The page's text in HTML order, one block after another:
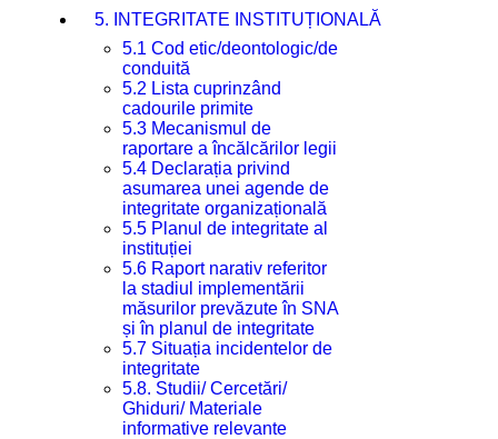
5. INTEGRITATE INSTITUȚIONALĂ
5.1 Cod etic/deontologic/de
conduită
5.2 Lista cuprinzând
cadourile primite
5.3 Mecanismul de
raportare a încălcărilor legii
5.4 Declarația privind
asumarea unei agende de
integritate organizațională
5.5 Planul de integritate al
instituției
5.6 Raport narativ referitor
la stadiul implementării
măsurilor prevăzute în SNA
și în planul de integritate
5.7 Situația incidentelor de
integritate
5.8. Studii/ Cercetări/
Ghiduri/ Materiale
informative relevante